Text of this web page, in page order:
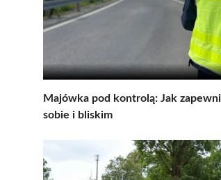
Majówka pod kontrolą: Jak
sobie i bliskim